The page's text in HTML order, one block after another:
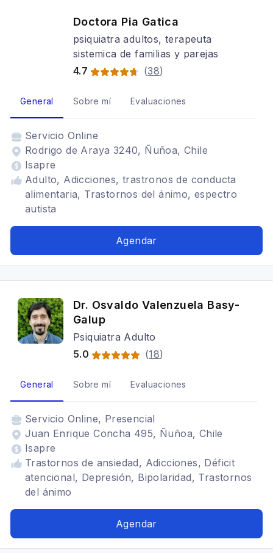
Doctora Pia Gatica
psiquiatra adultos, terapeuta
sistemica de familias y parejas
4.7
(38)
General Sobre mí Evaluaciones
Servicio Online
Rodrigo de Araya 3240, Ñuñoa, Chile
Isapre
Adulto, Adicciones, trastronos de conducta
alimentaria, Trastornos del ánimo, espectro
autista
Agendar
Dr. Osvaldo Valenzuela Basy-
Galup
Psiquiatra Adulto
5.0
(18)
General Sobre mí Evaluaciones
Servicio Online, Presencial
Juan Enrique Concha 495, Ñuñoa, Chile
Isapre
Trastornos de ansiedad, Adicciones, Déficit
atencional, Depresión, Bipolaridad, Trastornos
del ánimo
Agendar